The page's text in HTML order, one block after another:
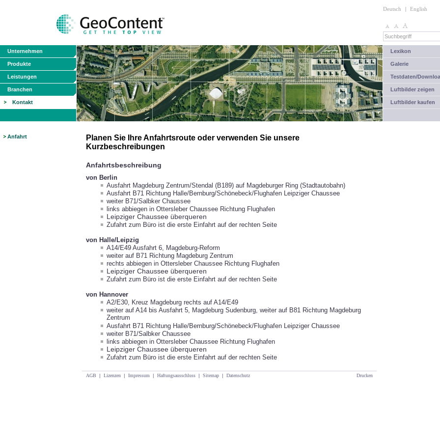
Deutsch | English
Unternehmen
Produkte
Leistungen
Branchen
Kontakt
Lexikon
Galerie
Testdaten/
Luftbilder zeigen
Luftbilder kaufen
Anfahrt
Planen Sie Ihre Anfahrtsroute oder verwenden Sie unsere
Kurzbeschreibungen
Anfahrtsbeschreibung
von Berlin
Ausfahrt Magdeburg Zentrum/Stendal (B189) auf Magdeburger Ring (Stadtautobahn)
Ausfahrt B71 Richtung Halle/Bernburg/Schönebeck/Flughafen Leipziger Chaussee
weiter B71/Salbker Chaussee
links abbiegen in Ottersleber Chaussee Richtung Flughafen
Leipziger Chaussee überqueren
Zufahrt zum Büro ist die erste Einfahrt auf der rechten Seite
von Halle/Leipzig
A14/E49 Ausfahrt 6, Magdeburg-Reform
weiter auf B71 Richtung Magdeburg Zentrum
rechts abbiegen in Ottersleber Chaussee Richtung Flughafen
Leipziger Chaussee überqueren
Zufahrt zum Büro ist die erste Einfahrt auf der rechten Seite
von Hannover
A2/E30, Kreuz Magdeburg rechts auf A14/E49
weiter auf A14 bis Ausfahrt 5, Magdeburg Sudenburg, weiter auf B81 Richtung Magdeburg
Zentrum
Ausfahrt B71 Richtung Halle/Bernburg/Schönebeck/Flughafen Leipziger Chaussee
weiter B71/Salbker Chaussee
links abbiegen in Ottersleber Chaussee Richtung Flughafen
Leipziger Chaussee überqueren
Zufahrt zum Büro ist die erste Einfahrt auf der rechten Seite
AGB | Lizenzen | Impressum | Haftungsausschluss | Sitemap | Datenschutz Drucken